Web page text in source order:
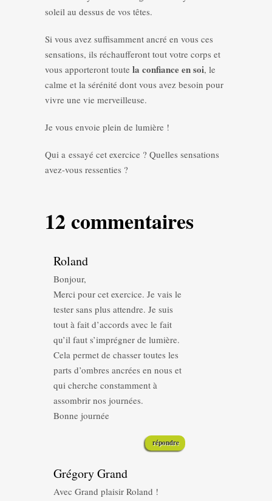
soleil au dessus de vos têtes.
Si vous avez suffisamment ancré en vous ces
sensations, ils réchaufferont tout votre corps et
vous apporteront toute la confiance en soi, le
calme et la sérénité dont vous avez besoin pour
vivre une vie merveilleuse.
Je vous envoie plein de lumière !
Qui a essayé cet exercice ? Quelles sensations
avez-vous ressenties ?
12 commentaires
Roland
Bonjour,
Merci pour cet exercice. Je vais le
tester sans plus attendre. Je suis
tout à fait d’accords avec le fait
qu’il faut s’imprégner de lumière.
Cela permet de chasser toutes les
parts d’ombres ancrées en nous et
qui cherche constamment à
assombrir nos journées.
Bonne journée
répondre
Grégory Grand
Avec Grand plaisir Roland !